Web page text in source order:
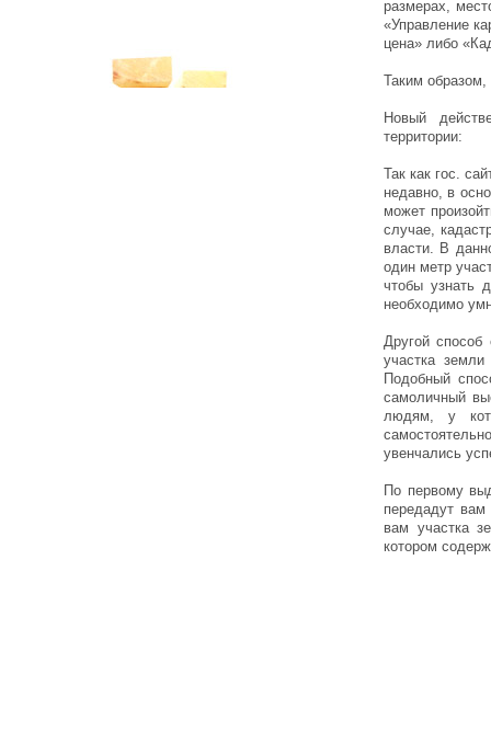
размерах,
«Управление
цена» либо
Таким
Новый
территории:
Так как гос.
недавно, в
может
случае,
власти. В
один метр
чтобы узнать
необходимо
Другой
участка
Подобный
самоличный
людям, у
увенчались
По первому
передадут
вам участка
котором